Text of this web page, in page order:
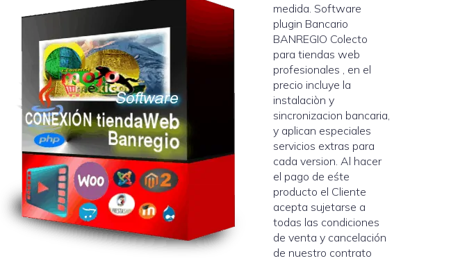
medida. Software
plugin Bancario
BANREGIO Colecto
para tiendas web
profesionales , en el
precio incluye la
instalaciòn y
sincronizacion bancaria,
y aplican especiales
servicios extras para
cada version. Al hacer
el pago de eśte
producto el Cliente
acepta sujetarse a
todas las condiciones
de venta y cancelación
de nuestro contrato